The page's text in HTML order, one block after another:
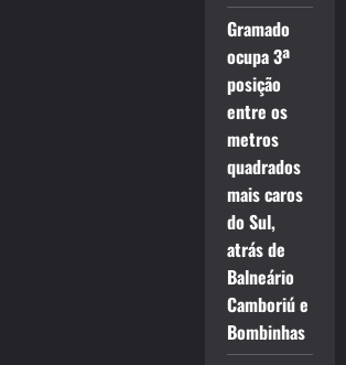
Gramado
ocupa 3ª
posição
entre os
metros
quadrados
mais caros
do Sul,
atrás de
Balneário
Camboriú e
Bombinhas